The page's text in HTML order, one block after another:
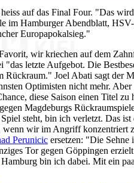
auf das Final Four. "Das
im Hamburger Abendblatt,
Europapokalsieg."
wir kriechen auf dem
"das letzte Aufgebot. Die
Rückraum." Joel Abati sagt der
Optimisten nicht mehr.
diese Saison einen Titel
Magdeburgs
steht, bin ich verletzt. Das
wenn wir im Angriff konzentriert
Perunicic ersetzen: "Die Sehne
Tor gegen Göppingen
bin ich dabei. Mit ein